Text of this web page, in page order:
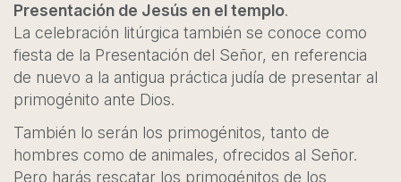
Presentación de Jesús en el templo.
La celebración litúrgica también se conoce como
fiesta de la Presentación del Señor, en referencia
de nuevo a la antigua práctica judía de presentar al
primogénito ante Dios.
También lo serán los primogénitos, tanto de
hombres como de animales, ofrecidos al Señor.
Pero harás rescatar los primogénitos de los